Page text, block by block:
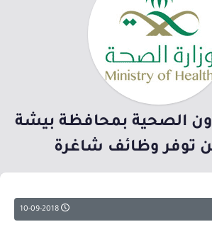
الصحية بمحافظة بيشة
توفر وظائف شاغرة